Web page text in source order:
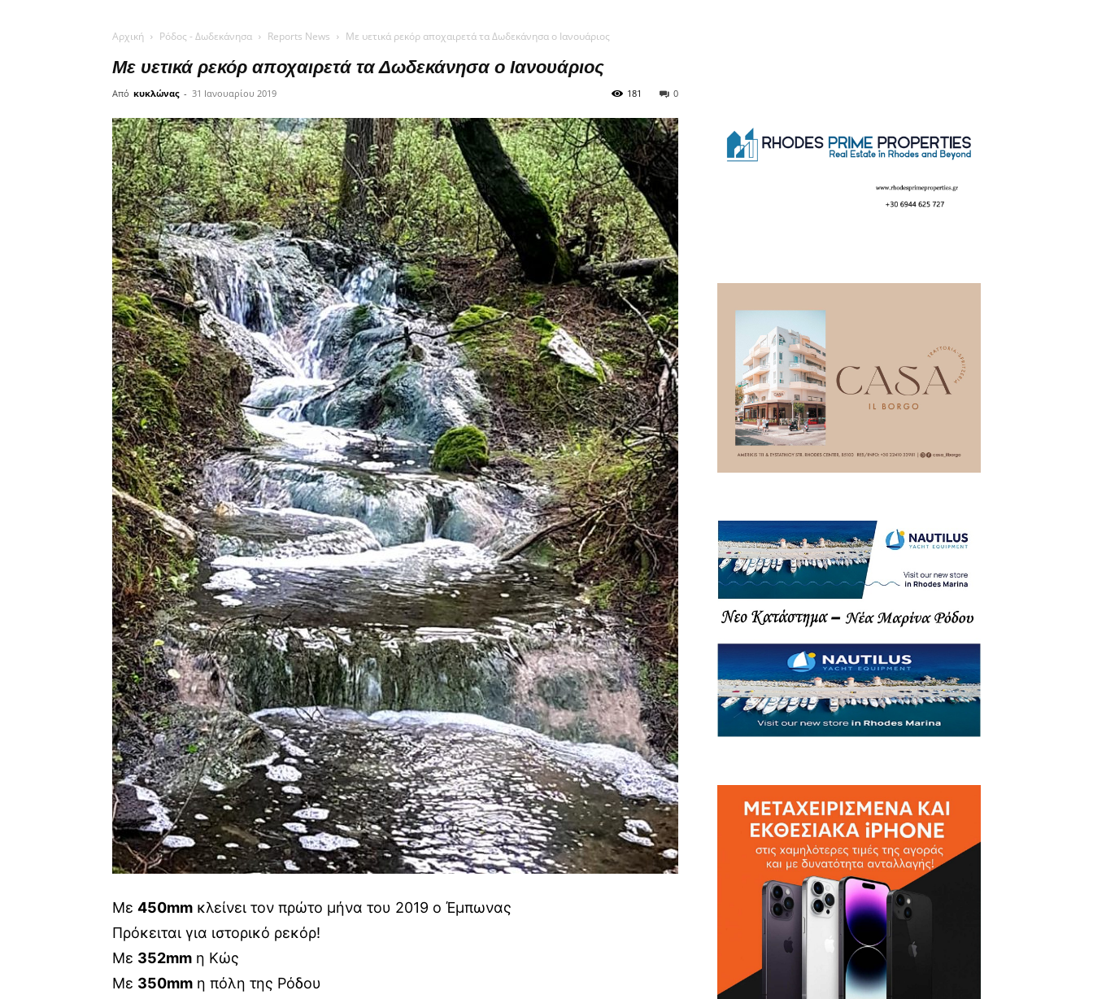
Αρχική Ρόδος - Δωδεκάνησα Reports News Με υετικά ρεκόρ αποχαιρετά τα Δωδεκάνησα ο Ιανουάριος
Με υετικά ρεκόρ αποχαιρετά τα Δωδεκάνησα ο Ιανουάριος
Από κυκλώνας - 31 Ιανουαρίου 2019 0
181
Με 450mm κλείνει τον πρώτο μήνα του 2019 ο Έμπωνας
Πρόκειται για ιστορικό ρεκόρ!
Με 352mm η Κώς
Με 350mm η πόλη της Ρόδου